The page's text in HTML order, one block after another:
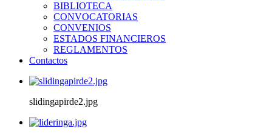
BIBLIOTECA
CONVOCATORIAS
CONVENIOS
ESTADOS FINANCIEROS
REGLAMENTOS
Contactos
slidingapirde2.jpg